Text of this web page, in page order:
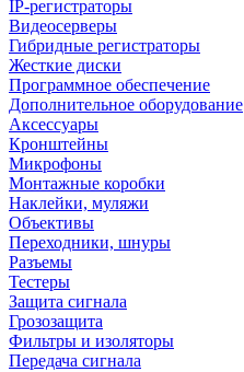
IP-регистраторы
Видеосерверы
Гибридные регистраторы
Жесткие диски
Программное обеспечение
Дополнительное оборудование
Аксессуары
Кронштейны
Микрофоны
Монтажные коробки
Наклейки, муляжи
Объективы
Переходники, шнуры
Разъемы
Тестеры
Защита сигнала
Грозозащита
Фильтры и изоляторы
Передача сигнала